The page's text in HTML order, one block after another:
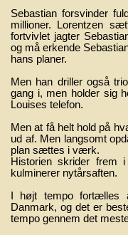
Sebastian forsvinder
millioner. Lorentzen
fortvivlet jagter
og må erkende
hans planer.
Men han driller også
gang i, men holder sig
Louises telefon.
Men at få helt hold på
ud af. Men langsomt
plan sættes i værk.
Historien skrider frem
kulminerer nytårsaften.
I højt tempo fortælles
Danmark, og det er
tempo gennem det